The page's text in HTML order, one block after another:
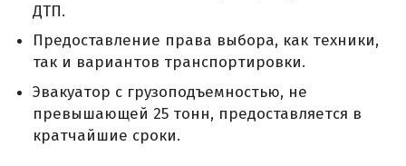
ДТП.
Предоставление права выбора, как техники,
так и вариантов транспортировки.
Эвакуатор с грузоподъемностью, не
превышающей 25 тонн, предоставляется в
кратчайшие сроки.